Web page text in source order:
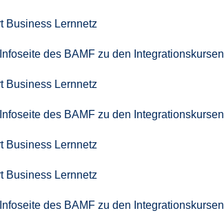
Business Lernnetz
des BAMF zu den Integrationskursen
Business Lernnetz
des BAMF zu den Integrationskursen
Business Lernnetz
Business Lernnetz
des BAMF zu den Integrationskursen